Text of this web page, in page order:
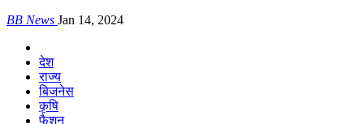
BB News Jan 14, 2024
देश
राज्य
बिजनेस
कृषि
फैशन